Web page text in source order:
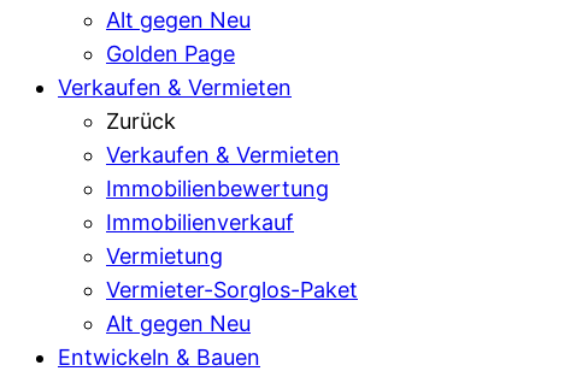
Alt gegen Neu
Golden Page
Verkaufen & Vermieten
Zurück
Verkaufen & Vermieten
Immobilienbewertung
Immobilienverkauf
Vermietung
Vermieter-Sorglos-Paket
Alt gegen Neu
Entwickeln & Bauen